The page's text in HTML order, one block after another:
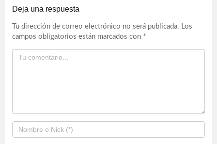
Deja una respuesta
Tu dirección de correo electrónico no será publicada. Los
campos obligatorios están marcados con *